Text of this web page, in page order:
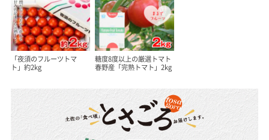
「夜須のフルーツトマ
ト」約2kg
糖度8度以上の厳選トマト
春野産「完熟トマト」2kg